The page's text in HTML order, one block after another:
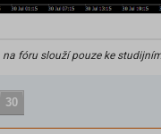
na fóru slouží pouze ke
30